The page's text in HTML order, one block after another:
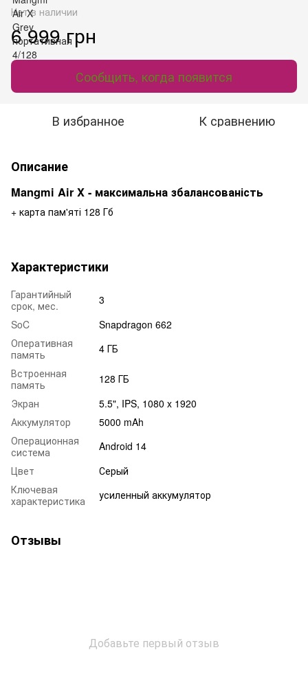
Нет в наличии
6 999 грн
Сообщить, когда появится
В избранное К сравнению
Описание
Mangmi Air X - максимальна збалансованість
+ карта пам'яті 128 Гб
Характеристики
Гарантийный
срок, мес.
3
SoC
Snapdragon 662
Оперативная
память
4 ГБ
Встроенная
память
128 ГБ
Экран
5.5", IPS, 1080 x 1920
Аккумулятор
5000 mAh
Операционная
система
Android 14
Цвет
Серый
Ключевая
характеристика
усиленный аккумулятор
Отзывы
Добавьте первый отзыв